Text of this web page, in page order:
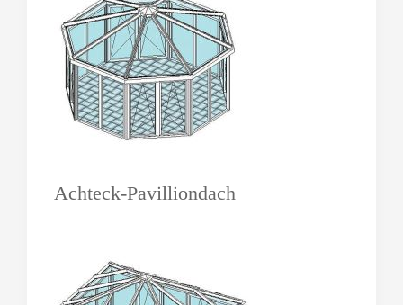
Achteck-Pavilliondach